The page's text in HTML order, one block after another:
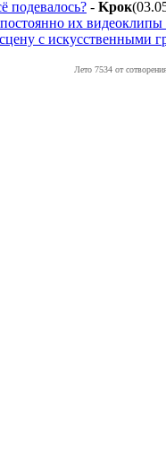
подевалось? - Kpoк
их
с искусственными
Лето 7534 от